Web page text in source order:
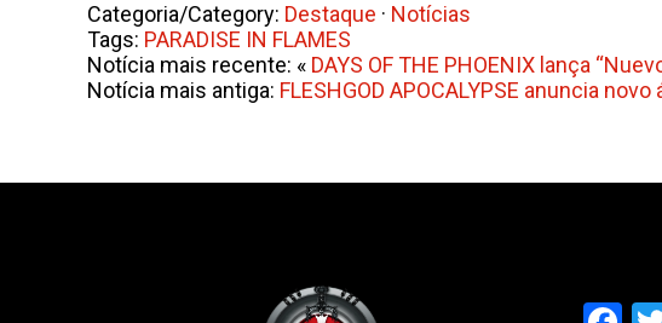
Categoria/Category: Destaque · Notícias
Tags: PARADISE IN FLAMES
Notícia mais recente: « DAYS OF THE PHOENIX lança
Notícia mais antiga: FLESHGOD APOCALYPSE anuncia